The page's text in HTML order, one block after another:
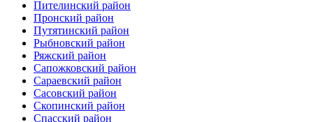
Пителинский район
Пронский район
Путятинский район
Рыбновский район
Ряжский район
Сапожковский район
Сараевский район
Сасовский район
Скопинский район
Спасский район